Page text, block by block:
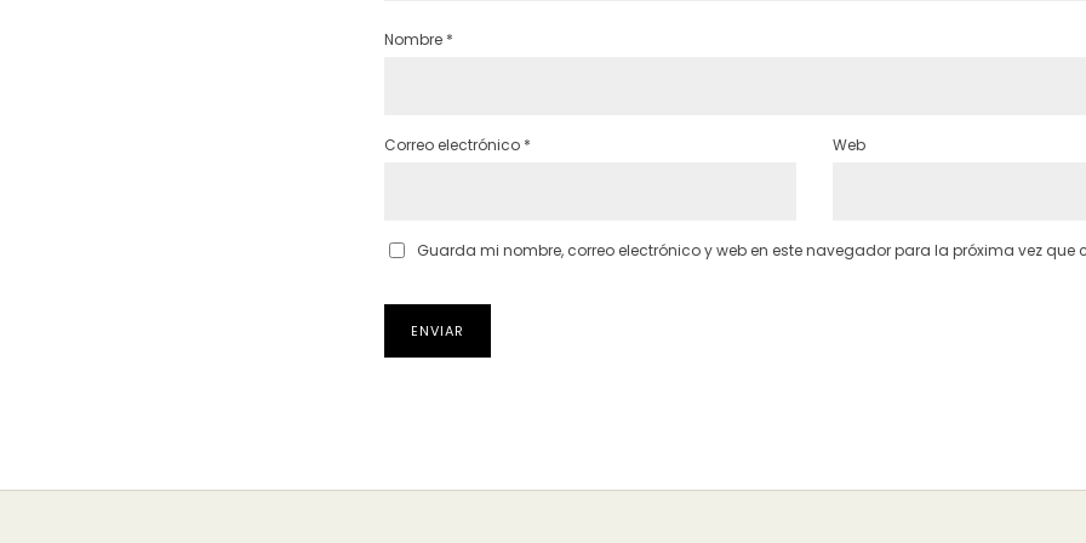
Nombre *
Correo electrónico * Web
Guarda mi nombre, correo electrónico y web en este navegador para la próxima vez que